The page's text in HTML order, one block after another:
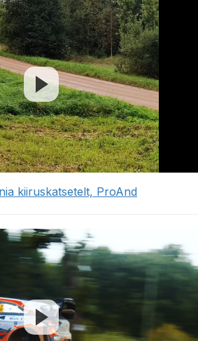
kiiruskatsetelt, ProAnd